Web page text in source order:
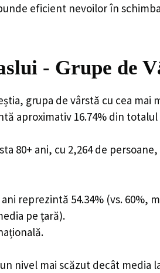
eficient nevoilor în
- Grupe de
grupa de vârstă cu cea mai
aproximativ 16.74% din
80+ ani, cu 2,264 de
reprezintă 54.34% (vs. 60%,
pe țară).
nivel mai scăzut decât